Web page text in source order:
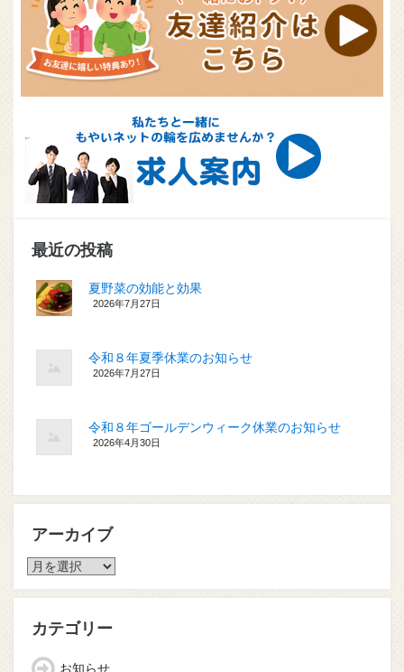
最近の投稿
夏野菜の効能と効果
2026年7月27日
令和８年夏季休業のお知らせ
2026年7月27日
令和８年ゴールデンウィーク休業のお知らせ
2026年4月30日
アーカイブ
ア
カ
ブ
カテゴリー
お知らせ